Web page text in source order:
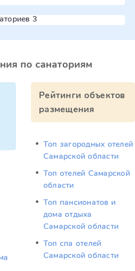
3
по санаториям
Рейтинги объектов
размещения
Топ загородных отелей
Самарской области
Топ отелей Самарской
области
Топ пансионатов и
дома отдыха
Самарской области
Топ спа отелей
Самарской области